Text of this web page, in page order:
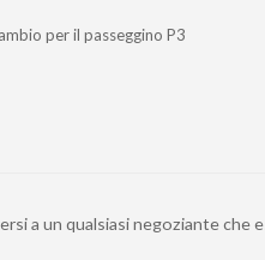
per il passeggino P3
a un qualsiasi negoziante che